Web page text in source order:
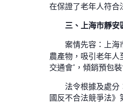
在保證了老年人符合
三、上海市靜安
案情先容：上海
農產物，吸引老年人
交通會”，傾銷預包
法令根據及處分
國反不合法競爭法